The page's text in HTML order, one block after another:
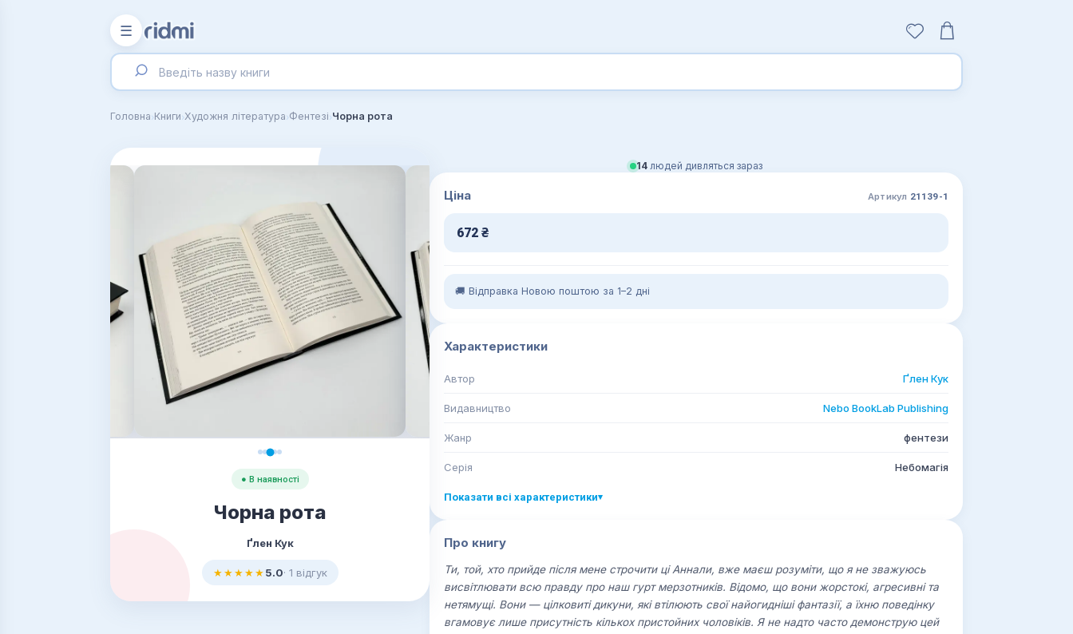
☰
Головна›Книги›Художня література›Фентезі›Чорна рота
● В наявності
Чорна рота
Ґлен Кук
★★★★★5.0· 1 відгук
14 людей дивляться зараз
Ціна Артикул 21139-1
672 ₴
🚚 Відправка Новою поштою за 1–2 дні
Характеристики
Автор Ґлен Кук
Видавництво Nebo BookLab Publishing
Жанр фентези
Серія Небомагія
Показати всі характеристики▾
Про книгу
Ти, той, хто прийде після мене строчити ці Аннали, вже маєш розуміти, що я не зважуюсь
висвітлювати всю правду про наш гурт мерзотників. Відомо, що вони жорстокі, агресивні та
нетямущі. Вони — цілковиті дикуни, які втілюють свої найогидніші фантазії, а їхню поведінку
вгамовує лише присутність кількох пристойних чоловіків. Я не надто часто демонструю цей